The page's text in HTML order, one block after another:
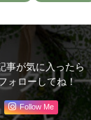
事が気に入ったら
ォローしてね！
Follow Me